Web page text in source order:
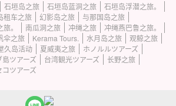
石垣岛之旅 石垣岛蓝洞之旅
石垣岛浮潜之旅。
租车之旅 幻影岛之旅
与那国岛之旅
。 南瓜洞之旅 冲绳之旅
冲绳燕巴鲁之旅。
伞之旅 Kerama Tours. 水月岛之旅
观鲸之旅
久岛活动 夏威夷之旅
ホノルルツアーズ
島ツアーズ 台湾観光ツアーズ
长野之旅
コツアーズ